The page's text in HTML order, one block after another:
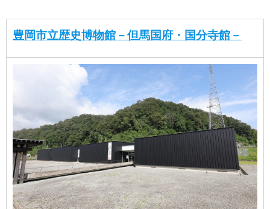
豊岡市立歴史博物館－但馬国府・国分寺館－